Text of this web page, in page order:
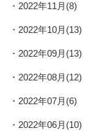
2022年11月(8)
2022年10月(13)
2022年09月(13)
2022年08月(12)
2022年07月(6)
2022年06月(10)